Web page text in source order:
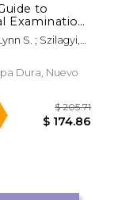
to
Examination
Taking
S. ; Szilagyi,
Dura, Nuevo